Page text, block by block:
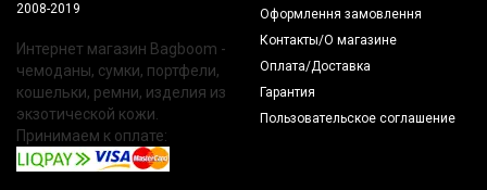
2008-2019
Интернет магазин Bagboom -
чемоданы, сумки, портфели,
кошельки, ремни, изделия из
экзотической кожи.
Принимаем к оплате:
Оформлення замовлення
Контакты/О магазине
Оплата/Доставка
Гарантия
Пользовательское соглашение